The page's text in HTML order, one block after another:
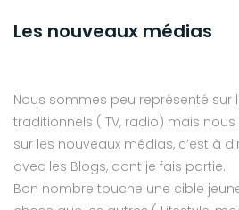
Les nouveaux médias
Nous sommes peu représenté sur
traditionnels ( TV, radio) mais
sur les nouveaux médias, c’est à
avec les Blogs, dont je fais partie.
Bon nombre touche une cible